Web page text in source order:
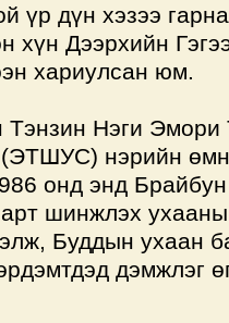
үр дүн хэзээ
хүн Дээрхийн
хариулсан юм.
Тэнзин Нэги
нэрийн
онд энд
шинжлэх
Буддын ухаан
дэмжлэг